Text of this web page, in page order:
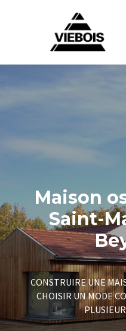
Maison
Saint-
CONSTRUIRE UNE
CHOISIR UN MODE